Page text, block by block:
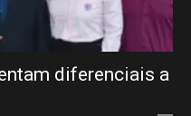
diferenciais a